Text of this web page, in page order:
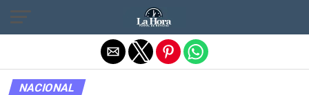
NACIONAL
Salir de la versión móvil